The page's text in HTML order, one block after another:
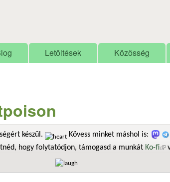
Letöltések Közösség
készül.
Kövess minket máshol is:
hogy folytatódjon, támogasd a munkát Ko-fi